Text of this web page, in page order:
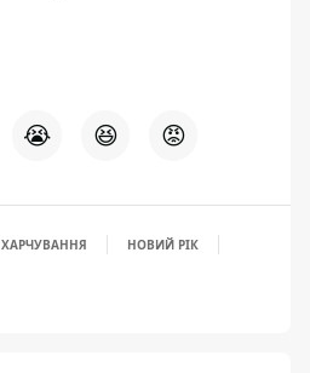
😭 😆 😡
ХАРЧУВАННЯ
НОВИЙ РІК